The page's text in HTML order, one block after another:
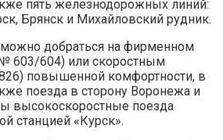
пять железнодорожных линий:
Брянск и Михайловский рудник.
добраться на фирменном
603/604) или скоростным
повышенной комфортности, в
поезда в сторону Воронежа и
высокоскоростные поезда
станцией «Курск».